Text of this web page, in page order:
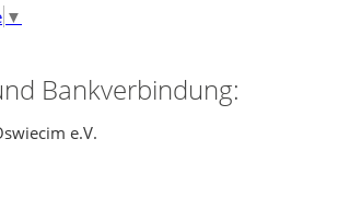
▼
Bankverbindung:
e.V.